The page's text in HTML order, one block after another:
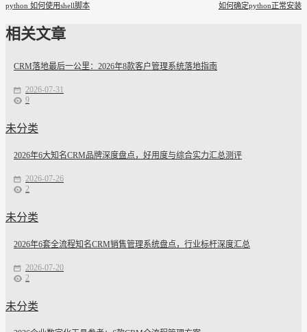
python 如何使用shell脚本 如何确定python正常安装
相关文章
CRM落地最后一公里：2026年8款客户管理系统落地指南
2026-07-31
9
未分类
2026年6大知名CRM品牌深度盘点，好用度与综合实力汇总测评
2026-07-26
2
未分类
2026年6套全流程知名CRM销售管理系统盘点，行业标杆深度汇总
2026-07-20
2
未分类